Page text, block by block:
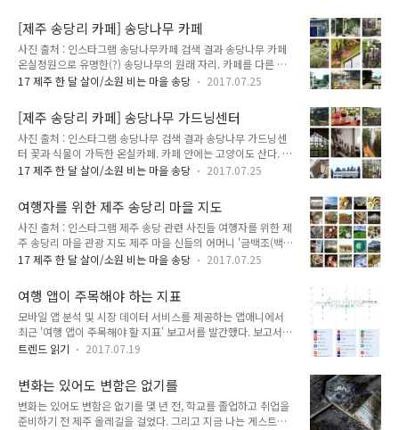
~ 오후 7 - 8시 메뉴 및 가격 : 드립커피 0.5 아메..
바꾸지 않고 다른 주인이 영업하는 듯 하다. 카페 외에도 식물 판
매, 원예 수업(가드닝), 화훼 전문가(플로리스트) 교육도 진행한
다. 주소 : 제주특별자치도 제주시 구좌읍 송당5길 68-140 (송
당리 874-4) 전화 : 010-9364-2819 영업 시간 : 월~토 10:00
~ 18:00 일 14:00 ~ 18:00 메뉴 및 가격 : 아메리카노 0.5
주댕유자차 0.7..
[제주 송당리 카페] 송당나무 카페
사진 출처 : 인스타그램 송당나무카페 검색 결과 송당나무 카페
온실정원으로 유명한(?) 송당나무의 원래 자리. 카페를 다른 곳
으로 이전한 뒤 남은 임대 기간동안 계속 카페가 운영되고 있다.
리 중심(?)에 위치해 지나가는 사람들을 구경할 수 있다는 점. 하
루 날 잡고 멍하니 창문 너머 동네를 바라볼만 하다. 곧 있으면
이제 못 갈 수도 있는 장소. 온실정원 송당나무 가드닝센터를 찾
는다면 여기를 클릭 제주특별자치도 제주시 구좌읍 송당5길 68-
140 (송당리 874-4) 주소 : 제주특별자치도 제주시 구좌읍 중산
: 정해진 영업 요일, 시간 없음 문 열고 싶을 때 열..
17 제주 한 달 살이/소원 비는 마을 송당 2017.07.25
[제주 송당리 카페] 송당나무 가드닝센터
사진 출처 : 인스타그램 송당나무 검색 결과 송당나무 가드닝센
터 꽃과 식물이 가득한 온실카페. 카페 안에는 고양이도 산다. 송
당리 시내(?)에도 송당나무라는 카페가 있어 자칫 헷갈리기 쉬운
않고 다른 주인이 영업하는 듯 하다. 카페 외에도 식물 판매, 원
예 수업(가드닝), 화훼 전문가(플로리스트) 교육도 진행한다. 주
소 : 제주특별자치도 제주시 구좌읍 송당5길 68-140 (송당리
874-4) 전화 : 010-9364-2819 영업 시간 : 월~토 10:00 ~
18:00 일 14:00 ~ 18:00 메뉴 및 가격 : 아메리카노 0.5 (hot) /
차 0.7 청한..
17 제주 한 달 살이/소원 비는 마을 송당 2017.07.25
여행자를 위한 제주 송당리 마을 지도
사진 출처 : 인스타그램 제주 송당 관련 사진들 여행자를 위한 제
주 송당리 마을 관광 지도 제주 마을 신들의 어머니 '금백조(백또
주)' 여신을 모시는 있는 본향당이 있는 곳. 그래서 소원비는 마
페, 맛집, 오름, 관광지 등을 정리한 지도 (사실 가게가 몇 개 없어
서 맛집이라기 보다는 있는 곳은 다 넣었...) 한적한 시골 마을이
라 주인장이 내키면(?) 휴무일이 되거나 영업시간이 종료될 수
있으니 사전에 SNS 계정이나 전화로 확인해보고 방문하는 것을
권장합니다. 특히 풍림다방! 문 닫힌 카페를 보고 망연자실한 표
최종 업데이트) 1. 제주 송당 마을 주변 카페 송당나무 가드닝
센..
17 제주 한 달 살이/소원 비는 마을 송당 2017.07.25
여행 앱이 주목해야 하는 지표
모바일 앱 분석 및 시장 데이터 서비스를 제공하는 앱애니에서
최근 '여행 앱이 주목해야 할 지표' 보고서를 발간했다. 보고서
내용 중 소규모 개인 게스트하우스와 직접적으로 연관된 내용은
세션(SPAU, Sessions Per Active User, 실사용자 일인당 세션.
쉽게 말하면 사용자가 앱에 접속해 본 페이지 수)을 포함하고 있
다. 해당 내용을 참고하면 게스트하우스 온라인 예약 사이트를
운영하는데 도움이 될 것이다. 여담으로 우리나라 모텔/호텔 검
트렌드 읽기 2017.07.19
변화는 있어도 변함은 없기를
변화는 있어도 변함은 없기를 몇 년 전, 학교를 졸업하고 취업을
준비하기 전 제주 올레길을 걸었다. 그리고 지금 나는 게스트하